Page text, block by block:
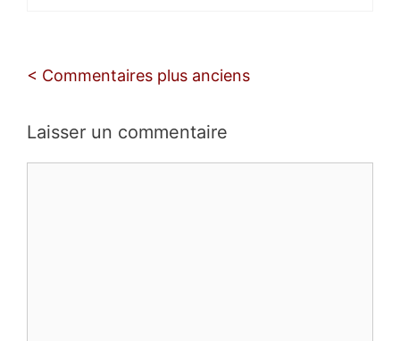
Navigation
commentaires
< Commentaires plus anciens
Laisser un commentaire